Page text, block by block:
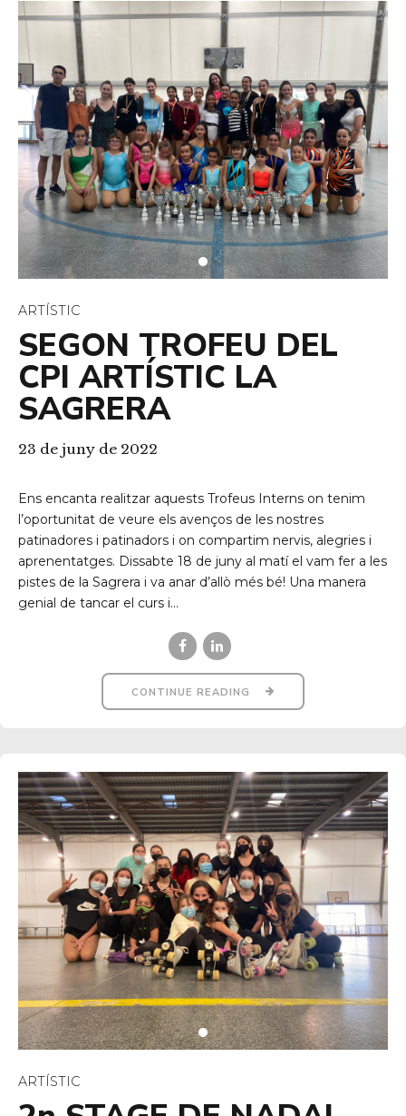
ARTÍSTIC
SEGON TROFEU DEL
CPI ARTÍSTIC LA
SAGRERA
23 de juny de 2022
Ens encanta realitzar aquests Trofeus Interns on tenim
l’oportunitat de veure els avenços de les nostres
patinadores i patinadors i on compartim nervis, alegries i
aprenentatges. Dissabte 18 de juny al matí el vam fer a les
pistes de la Sagrera i va anar d’allò més bé! Una manera
genial de tancar el curs i...
CONTINUE READING
ARTÍSTIC